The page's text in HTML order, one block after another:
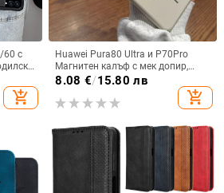
60 с
add_shopping_cart
Huawei Pura80 Ultra и P70Pro
Магнитен калъф с мек допир,
ултра тънък PC корпус,
8.08 €/15.80 лв
add_shopping_cart